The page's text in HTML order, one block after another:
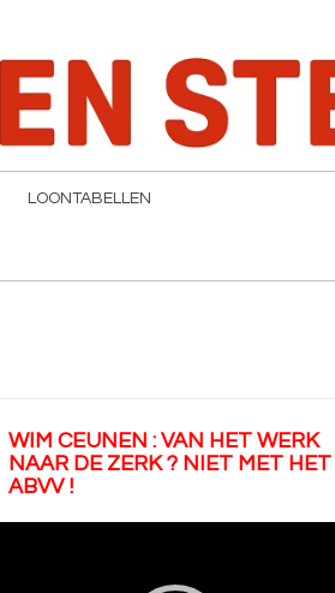
LOONTABELLEN
WIM CEUNEN : VAN HET WERK
NAAR DE ZERK ? NIET MET HET
ABVV !